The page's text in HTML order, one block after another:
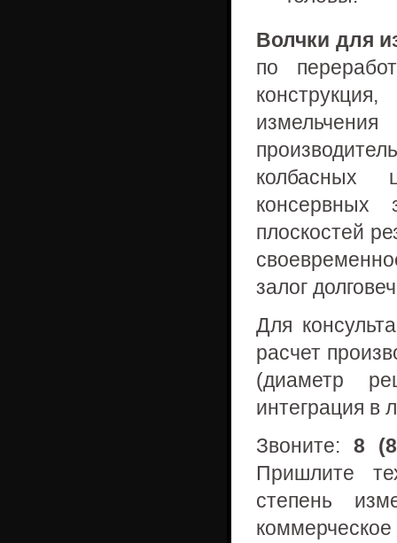
Волчки для
по
колбасных
консервных
плоскостей
залог
Для
расчет
(диаметр
интеграция в
Звоните: 8
Пришлите
степень